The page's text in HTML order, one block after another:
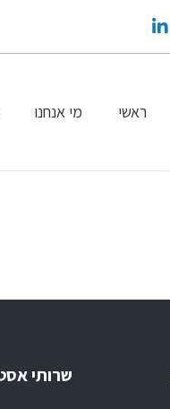
ראשי מי אנחנו
שרותי